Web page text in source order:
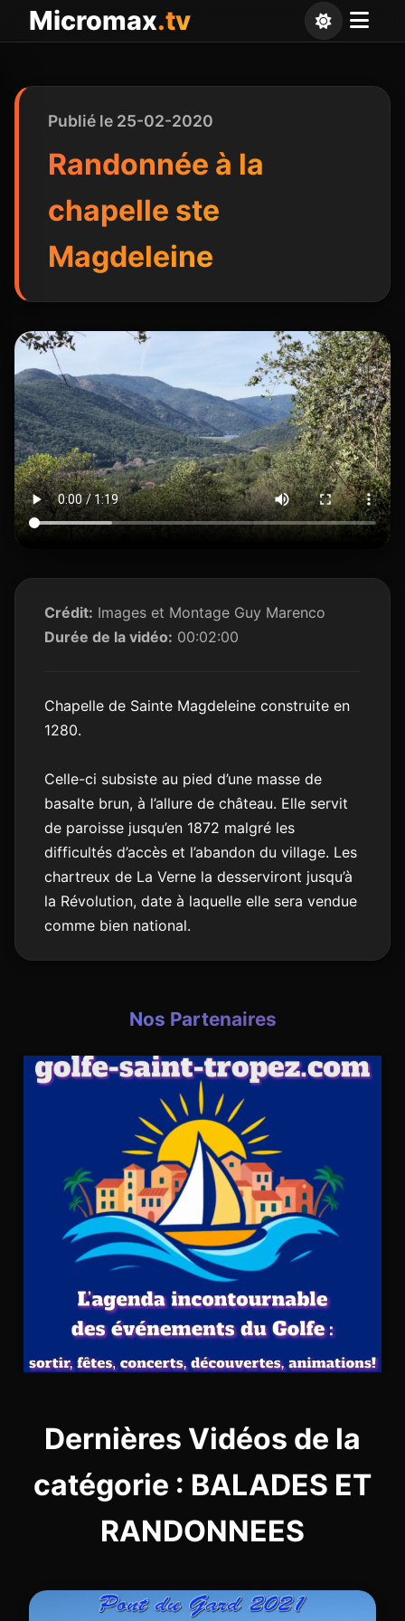
Micromax.tv
Publié le 25-02-2020
Randonnée à la
chapelle ste
Magdeleine
Crédit: Images et Montage Guy Marenco
Durée de la vidéo: 00:02:00
Chapelle de Sainte Magdeleine construite en
1280.
Celle-ci subsiste au pied d’une masse de
basalte brun, à l’allure de château. Elle servit
de paroisse jusqu’en 1872 malgré les
difficultés d’accès et l’abandon du village. Les
chartreux de La Verne la desserviront jusqu’à
la Révolution, date à laquelle elle sera vendue
comme bien national.
Nos Partenaires
Dernières Vidéos de la
catégorie : BALADES ET
RANDONNEES
Panneau de gestion des cookies